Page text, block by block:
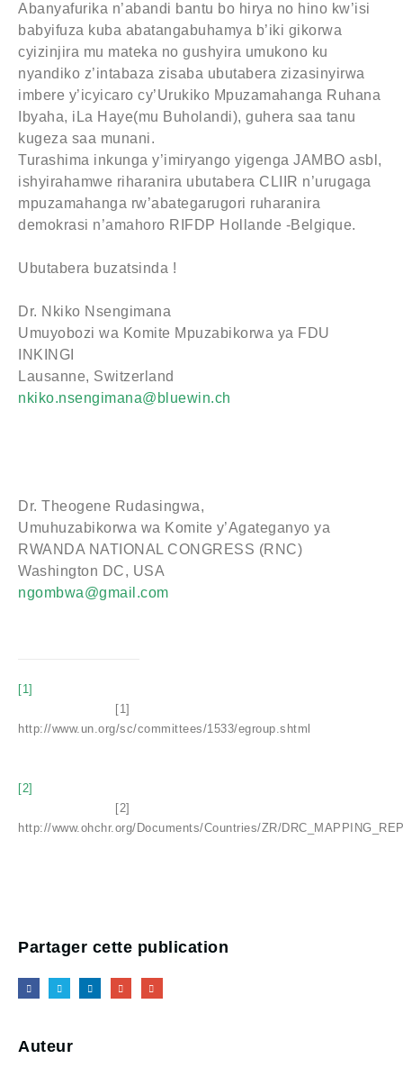
Abanyafurika n’abandi bantu bo hirya no hino kw’isi
babyifuza kuba abatangabuhamya b’iki gikorwa
cyizinjira mu mateka no gushyira umukono ku
nyandiko z’intabaza zisaba ubutabera zizasinyirwa
imbere y’icyicaro cy’Urukiko Mpuzamahanga Ruhana
Ibyaha, iLa Haye(mu Buholandi), guhera saa tanu
kugeza saa munani.
Turashima inkunga y’imiryango yigenga JAMBO asbl,
ishyirahamwe riharanira ubutabera CLIIR n’urugaga
mpuzamahanga rw’abategarugori ruharanira
demokrasi n’amahoro RIFDP Hollande -Belgique.
Ubutabera buzatsinda !
Dr. Nkiko Nsengimana
Umuyobozi wa Komite Mpuzabikorwa ya FDU
INKINGI
Lausanne, Switzerland
nkiko.nsengimana@bluewin.ch
Dr. Theogene Rudasingwa,
Umuhuzabikorwa wa Komite y’Agateganyo ya
RWANDA NATIONAL CONGRESS (RNC)
Washington DC, USA
ngombwa@gmail.com
[1]
[1]
http://www.un.org/sc/committees/1533/egroup.shtml
[2]
[2]
http://www.ohchr.org/Documents/Countries/ZR/
Partager cette publication
Auteur